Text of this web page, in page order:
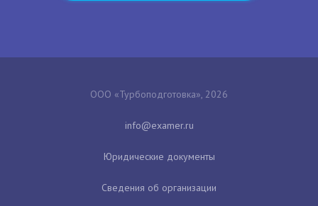
ООО «Турбоподготовка», 2026
Юридические документы
Сведения об организации